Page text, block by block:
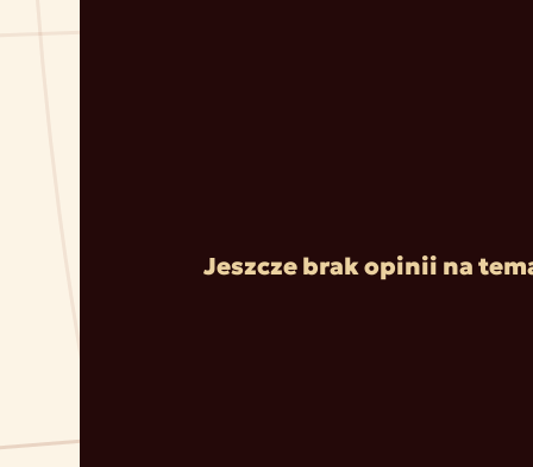
Jeszcze brak opinii na